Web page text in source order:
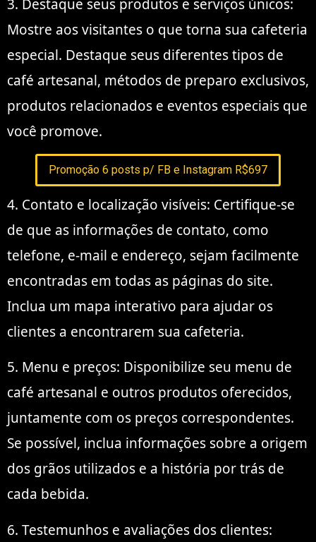
3. Destaque seus produtos e serviços únicos:
Mostre aos visitantes o que torna sua cafeteria
especial. Destaque seus diferentes tipos de
café artesanal, métodos de preparo exclusivos,
produtos relacionados e eventos especiais que
você promove.
Promoção 6 posts p/ FB e Instagram R$697
4. Contato e localização visíveis: Certifique-se
de que as informações de contato, como
telefone, e-mail e endereço, sejam facilmente
encontradas em todas as páginas do site.
Inclua um mapa interativo para ajudar os
clientes a encontrarem sua cafeteria.
5. Menu e preços: Disponibilize seu menu de
café artesanal e outros produtos oferecidos,
juntamente com os preços correspondentes.
Se possível, inclua informações sobre a origem
dos grãos utilizados e a história por trás de
cada bebida.
6. Testemunhos e avaliações dos clientes: